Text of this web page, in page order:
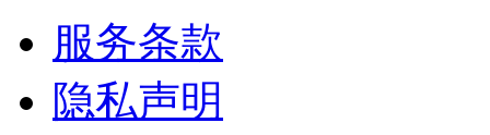
服务条款
隐私声明